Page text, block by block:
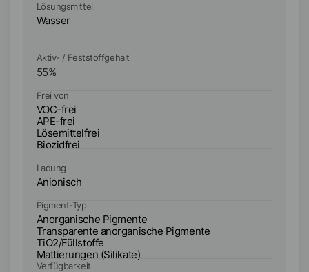
Lösungsmittel
Wasser
Aktiv- / Feststoffgehalt
55%
Frei von
VOC-frei
APE-frei
Lösemittelfrei
Biozidfrei
Ladung
Anionisch
Pigment-Typ
Anorganische Pigmente
Transparente anorganische Pigmente
TiO2/Füllstoffe
Mattierungen (Silikate)
Verfügbarkeit